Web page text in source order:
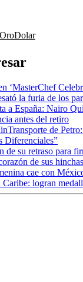
OroDolar
‘MasterChef
la furia de los
a España: Nairo
antes del retiro
de
Diferenciales”
de su retraso para
de sus hinchas
cae con
logran